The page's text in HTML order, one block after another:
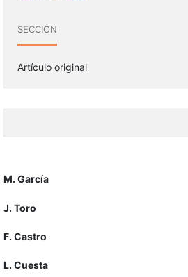
SECCIÓN
Artículo original
M. García
J. Toro
F. Castro
L. Cuesta